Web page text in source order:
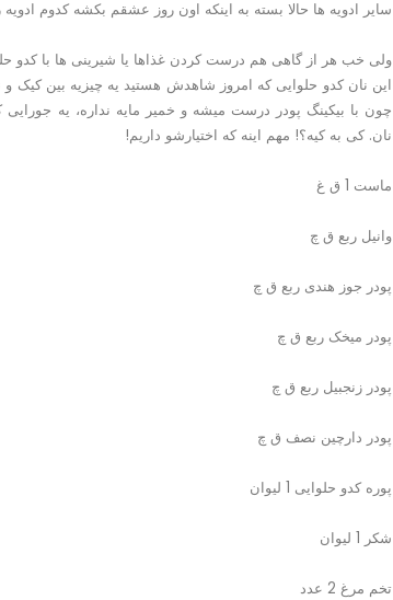
سایر ادویه ها حالا بسته به اینکه اون روز عشقم بکشه کدوم
ولی خب هر از گاهی هم درست کردن غذاها یا شیرینی ها با کدو
این نان کدو حلوایی که امروز شاهدش هستید یه چیزیه بین کیک
چون با بیکینگ پودر درست میشه و خمیر مایه نداره، یه
نان. کی به کیه؟! مهم اینه که اختیارشو داریم!
ماست 1 ق غ
وانیل ربع ق چ
پودر جوز هندی ربع ق چ
پودر میخک ربع ق چ
پودر زنجبیل ربع ق چ
پودر دارچین نصف ق چ
پوره کدو حلوایی 1 لیوان
شکر 1 لیوان
تخم مرغ 2 عدد